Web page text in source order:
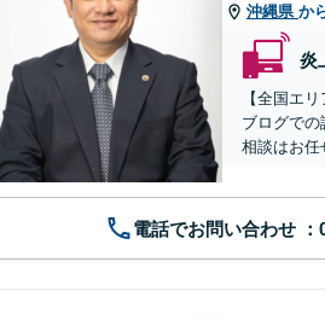
沖縄県 か
炎
【全国エ
ブログで
相談はお任
電話でお問い合わせ